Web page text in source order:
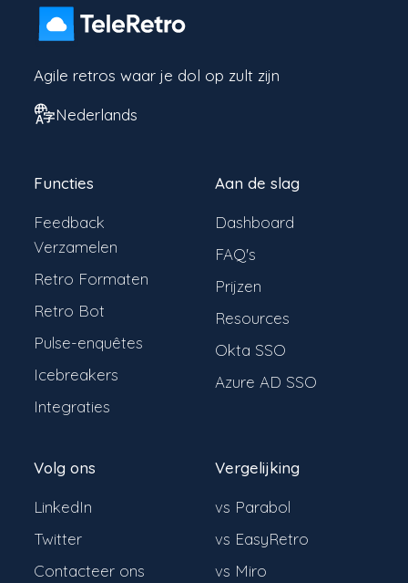
Agile retros waar je dol op zult zijn
Nederlands
Functies
Feedback
Verzamelen
Retro Formaten
Retro Bot
Pulse-enquêtes
Icebreakers
Integraties
Aan de slag
Dashboard
FAQ's
Prijzen
Resources
Okta SSO
Azure AD SSO
Volg ons
LinkedIn
Twitter
Contacteer ons
Vergelijking
vs Parabol
vs EasyRetro
vs Miro